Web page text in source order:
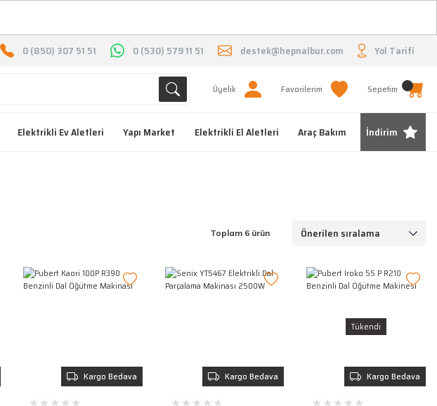
0 (850) 307 51 51 0 (530) 579 11 51 destek@hepnalbur.com Yol Tarifi
Üyelik Favorilerim Sepetim
Elektrikli Ev Aletleri Yapı Market Elektrikli El Aletleri Araç Bakım İndirim
Toplam 6 ürün
Kargo Bedava Kargo Bedava
Tükendi
Kargo Bedava